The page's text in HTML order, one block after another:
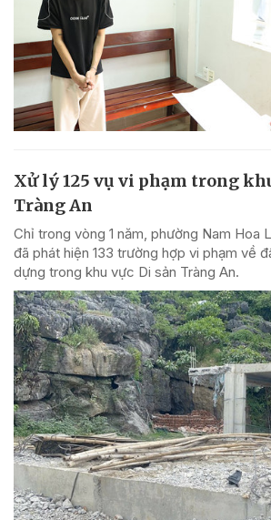
Xử lý 125 vụ vi phạm trong
Tràng An
Chỉ trong vòng 1 năm, phường Nam Hoa
đã phát hiện 133 trường hợp vi phạm về
dựng trong khu vực Di sản Tràng An.